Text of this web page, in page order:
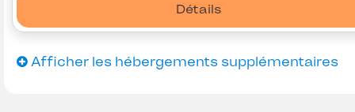
Détails
Afficher les hébergements supplémentaires